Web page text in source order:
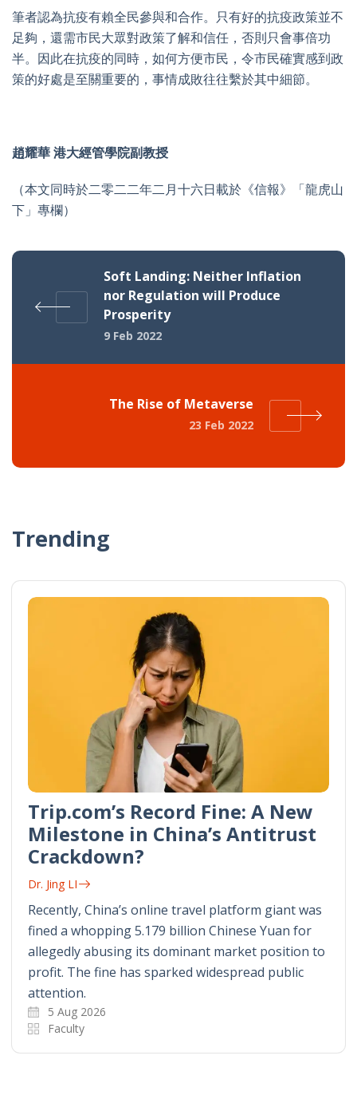
筆者認為抗疫有賴全民參與和合作。只有好的抗疫政策並不
足夠，還需市民大眾對政策了解和信任，否則只會事倍功
半。因此在抗疫的同時，如何方便市民，令市民確實感到政
策的好處是至關重要的，事情成敗往往繫於其中細節。
趙耀華 港大經管學院副教授
（本文同時於二零二二年二月十六日載於《信報》「龍虎山
下」專欄）
Soft Landing: Neither Inflation
nor Regulation will Produce
Prosperity
9 Feb 2022
The Rise of Metaverse
23 Feb 2022
Trending
Trip.com’s Record Fine: A New
Milestone in China’s Antitrust
Crackdown?
Dr. Jing LI
Recently, China’s online travel platform giant was
fined a whopping 5.179 billion Chinese Yuan for
allegedly abusing its dominant market position to
profit. The fine has sparked widespread public
attention.
5 Aug 2026
Faculty